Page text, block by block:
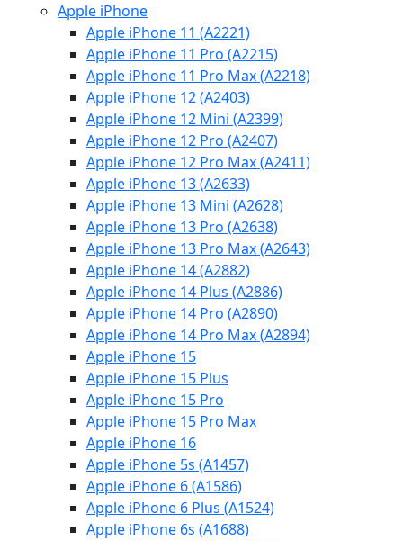
Apple iPhone
Apple iPhone 11 (A2221)
Apple iPhone 11 Pro (A2215)
Apple iPhone 11 Pro Max (A2218)
Apple iPhone 12 (A2403)
Apple iPhone 12 Mini (A2399)
Apple iPhone 12 Pro (A2407)
Apple iPhone 12 Pro Max (A2411)
Apple iPhone 13 (A2633)
Apple iPhone 13 Mini (A2628)
Apple iPhone 13 Pro (A2638)
Apple iPhone 13 Pro Max (A2643)
Apple iPhone 14 (A2882)
Apple iPhone 14 Plus (A2886)
Apple iPhone 14 Pro (A2890)
Apple iPhone 14 Pro Max (A2894)
Apple iPhone 15
Apple iPhone 15 Plus
Apple iPhone 15 Pro
Apple iPhone 15 Pro Max
Apple iPhone 16
Apple iPhone 5s (A1457)
Apple iPhone 6 (A1586)
Apple iPhone 6 Plus (A1524)
Apple iPhone 6s (A1688)